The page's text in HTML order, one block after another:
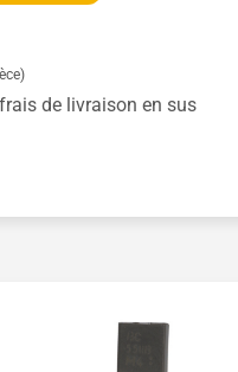
:
de livraison en sus